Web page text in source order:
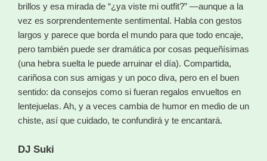
brillos y esa mirada de “¿ya viste mi outfit?” —aunque a la
vez es sorprendentemente sentimental. Habla con gestos
largos y parece que borda el mundo para que todo encaje,
pero también puede ser dramática por cosas pequeñísimas
(una hebra suelta le puede arruinar el día). Compartida,
cariñosa con sus amigas y un poco diva, pero en el buen
sentido: da consejos como si fueran regalos envueltos en
lentejuelas. Ah, y a veces cambia de humor en medio de un
chiste, así que cuidado, te confundirá y te encantará.
DJ Suki